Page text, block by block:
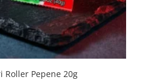
Roller Pepene 20g